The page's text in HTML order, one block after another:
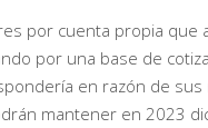
por cuenta propia que
por una base de
en razón de
mantener en 2023